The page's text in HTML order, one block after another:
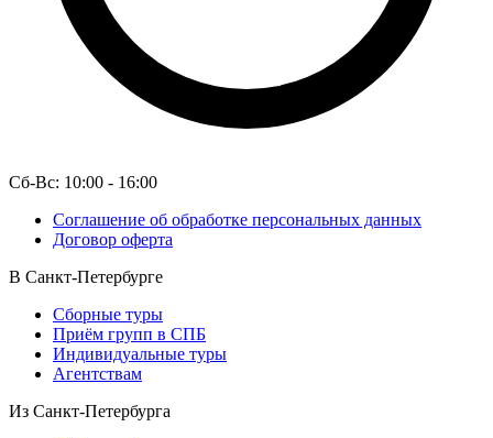
Сб-Вс: 10:00 - 16:00
Соглашение об обработке персональных данных
Договор оферта
В Санкт-Петербурге
Сборные туры
Приём групп в СПБ
Индивидуальные туры
Агентствам
Из Санкт-Петербурга